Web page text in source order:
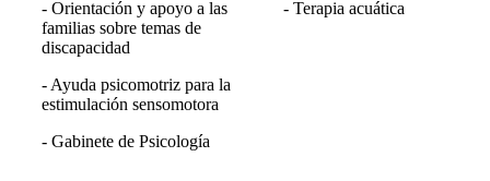
- Orientación y apoyo a las
familias sobre temas de
discapacidad
- Ayuda psicomotriz para la
estimulación sensomotora
- Gabinete de Psicología
- Terapia acuática